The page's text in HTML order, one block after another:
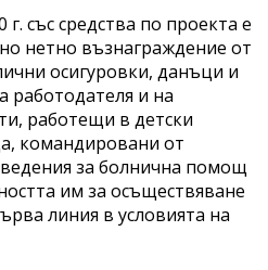
със средства по проекта е
нетно възнаграждение от
осигуровки, данъци и
работодателя и на
работещи в детски
командировани от
за болнична помощ
им за осъществяване
линия в условията на